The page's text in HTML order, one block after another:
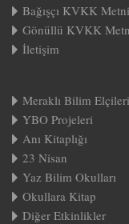
Bağışçı KVKK Metni
Gönüllü KVKK
İletişim
Meraklı Bilim Elçileri
YBO Projeleri
Anı Kitaplığı
23 Nisan
Yaz Bilim Okulları
Okullara Kitap
Diğer Etkinlikler